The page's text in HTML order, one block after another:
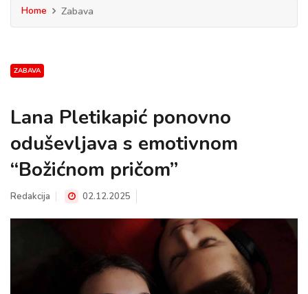
Home Zabava
ZABAVA
Lana Pletikapić ponovno
oduševljava s emotivnom
“Božićnom pričom”
Redakcija 02.12.2025